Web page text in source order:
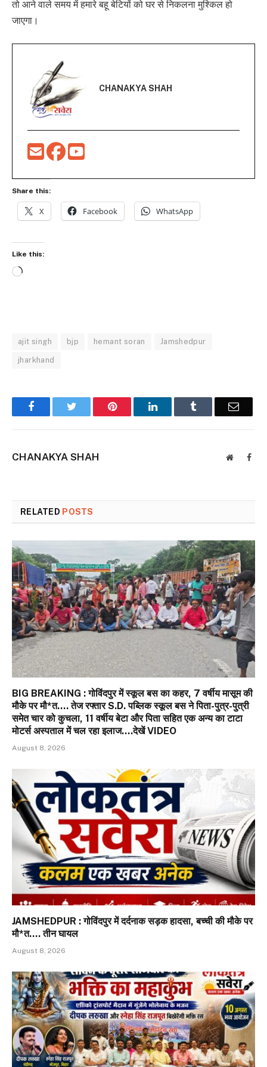
तो आने वाले समय में हमारे बहू बेटियों को घर से निकलना मुश्किल हो
जाएगा।
CHANAKYA SHAH
Share this:
X Facebook WhatsApp
Like this:
Loading…
ajit singh bjp hemant soran Jamshedpur
jharkhand
FacebookTwitter Pinterest LinkedInTumblr Email
CHANAKYA SHAH Website
RELATED POSTS
BIG BREAKING : गोविंदपुर में स्कूल बस का कहर, 7 वर्षीय मासूम की
मौके पर मौ*त…. तेज रफ्तार S.D. पब्लिक स्कूल बस ने पिता-पुत्र-पुत्री
समेत चार को कुचला, 11 वर्षीय बेटा और पिता सहित एक अन्य का टाटा
मोटर्स अस्पताल में चल रहा इलाज….देखें VIDEO
August 8, 2026
JAMSHEDPUR : गोविंदपुर में दर्दनाक सड़क हादसा, बच्ची की मौके पर
मौ*त…. तीन घायल
August 8, 2026